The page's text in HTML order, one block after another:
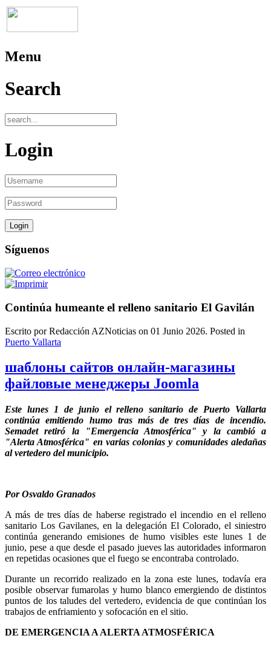
Menu
Search
Login
Síguenos
Continúa humeante el relleno sanitario El Gavilán
Escrito por Redacción AZNoticias on 01 Junio 2026. Posted in
Puerto Vallarta
шаблоны сайтов онлайн-магазины
файловые менеджеры Joomla
Este lunes 1 de junio el relleno sanitario de Puerto Vallarta
continúa emitiendo humo tras más de tres días de incendio.
Semadet retiró la "Emergencia Atmosférica" y la cambió a
"Alerta Atmosférica" en varias colonias y comunidades aledañas
al vertedero del municipio.
Por Osvaldo Granados
A más de tres días de haberse registrado el incendio en el relleno
sanitario Los Gavilanes, en la delegación El Colorado, el siniestro
continúa generando emisiones de humo visibles este lunes 1 de
junio, pese a que desde el pasado jueves las autoridades informaron
en repetidas ocasiones que el fuego se encontraba controlado.
Durante un recorrido realizado en la zona este lunes, todavía era
posible observar fumarolas y humo blanco emergiendo de distintos
puntos de los taludes del vertedero, evidencia de que continúan los
trabajos de enfriamiento y sofocación en el sitio.
DE EMERGENCIA A ALERTA ATMOSFÉRICA